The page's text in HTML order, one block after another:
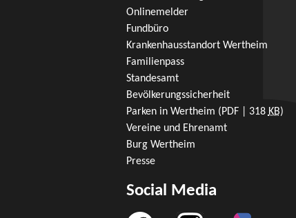
Onlinemelder
Fundbüro
Krankenhausstandort Wertheim
Familienpass
Standesamt
Bevölkerungssicherheit
Parken in Wertheim (PDF | 318 KB)
Vereine und Ehrenamt
Burg Wertheim
Presse
Social Media